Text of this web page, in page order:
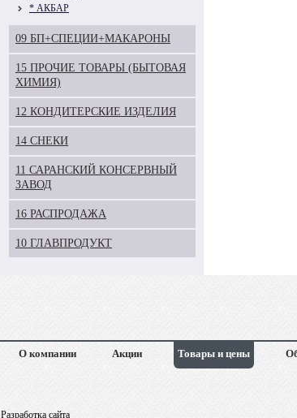
* АКБАР
09 БП+СПЕЦИИ+МАКАРОНЫ
15 ПРОЧИЕ ТОВАРЫ (БЫТОВАЯ
ХИМИЯ)
12 КОНДИТЕРСКИЕ ИЗДЕЛИЯ
14 СНЕКИ
11 САРАНСКИЙ КОНСЕРВНЫЙ
ЗАВОД
16 РАСПРОДАЖА
10 ГЛАВПРОДУКТ
О компании Акции Товары и цены
Разработка сайта